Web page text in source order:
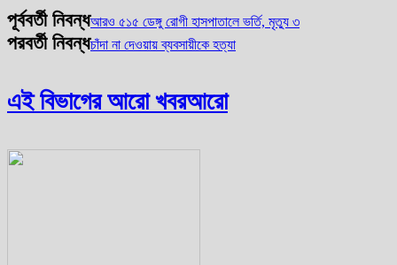
পূর্ববর্তী নিবন্ধআরও ৫১৫ ডেঙ্গু রোগী হাসপাতালে ভর্তি, মৃত্যু ৩
পরবর্তী নিবন্ধচাঁদা না দেওয়ায় ব্যবসায়ীকে হত্যা
এই বিভাগের আরো খবরআরো